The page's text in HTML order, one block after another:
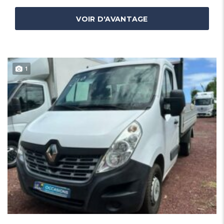
VOIR D'AVANTAGE
1